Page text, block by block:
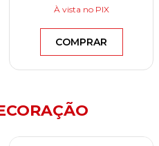
À vista no PIX
COMPRAR